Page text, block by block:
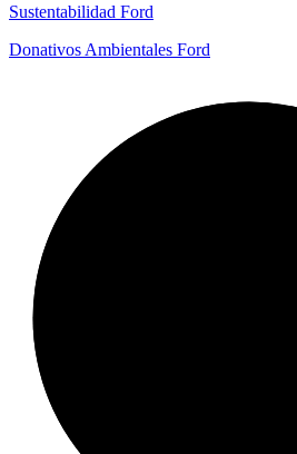
Sustentabilidad Ford
Donativos Ambientales Ford